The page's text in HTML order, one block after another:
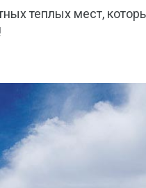
теплых мест,